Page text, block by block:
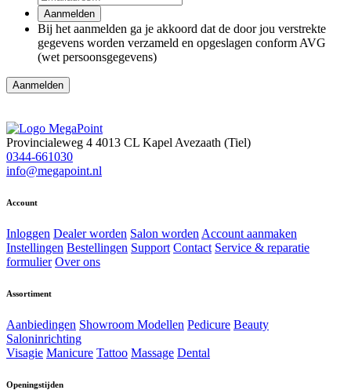
Aanmelden
Bij het aanmelden ga je akkoord dat de door jou verstrekte
gegevens worden verzameld en opgeslagen conform AVG
(wet persoonsgegevens)
Aanmelden
Provincialeweg 4 4013 CL Kapel Avezaath (Tiel)
0344-661030
info@megapoint.nl
Account
Inloggen Dealer worden Salon worden Account aanmaken
Instellingen Bestellingen Support Contact Service & reparatie
formulier Over ons
Assortiment
Aanbiedingen Showroom Modellen Pedicure Beauty
Saloninrichting
Visagie Manicure Tattoo Massage Dental
Openingstijden